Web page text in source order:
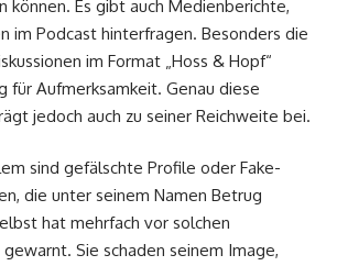
können. Es gibt auch Medienberichte,
im Podcast hinterfragen. Besonders die
im Format „Hoss & Hopf“
für Aufmerksamkeit. Genau diese
jedoch auch zu seiner Reichweite bei.
sind gefälschte Profile oder Fake-
die unter seinem Namen Betrug
hat mehrfach vor solchen
Sie schaden seinem Image,